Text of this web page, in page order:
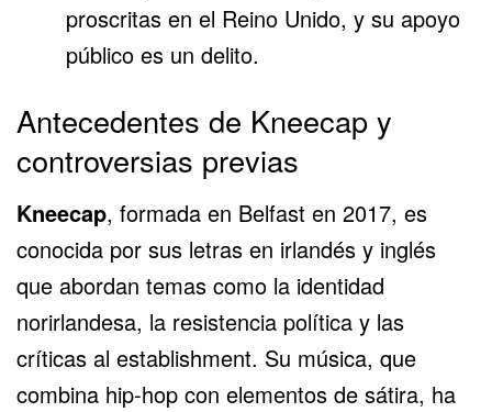
proscritas en el Reino Unido, y su apoyo
público es un delito.
Antecedentes de Kneecap y
controversias previas
Kneecap, formada en Belfast en 2017, es
conocida por sus letras en irlandés y inglés
que abordan temas como la identidad
norirlandesa, la resistencia política y las
críticas al establishment. Su música, que
combina hip-hop con elementos de sátira, ha